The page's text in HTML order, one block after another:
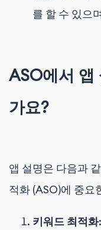
를 할 수 있으
ASO에서 앱
가요?
앱 설명은 다음과
적화 (ASO)에 중요
키워드 최적화